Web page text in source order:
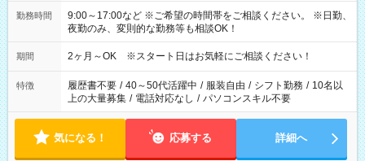
勤務時間
9:00～17:00など ※ご希望の時間帯をご相談ください。 ※日勤、
夜勤のみ、変則的な勤務等も相談OK！
期間 2ヶ月～OK ※スタート日はお気軽にご相談ください！
特徴 履歴書不要 / 40～50代活躍中 / 服装自由 / シフト勤務 / 10名以
上の大量募集 / 電話対応なし / パソコンスキル不要
気になる！ 応募する 詳細へ